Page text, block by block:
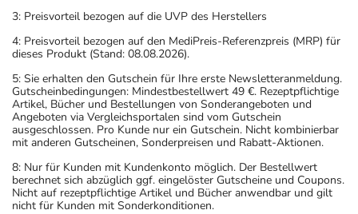
3: Preisvorteil bezogen auf die UVP des Herstellers
4: Preisvorteil bezogen auf den MediPreis-Referenzpreis (MRP) für
dieses Produkt (Stand: 08.08.2026).
5: Sie erhalten den Gutschein für Ihre erste Newsletteranmeldung.
Gutscheinbedingungen: Mindestbestellwert 49 €. Rezeptpflichtige
Artikel, Bücher und Bestellungen von Sonderangeboten und
Angeboten via Vergleichsportalen sind vom Gutschein
ausgeschlossen. Pro Kunde nur ein Gutschein. Nicht kombinierbar
mit anderen Gutscheinen, Sonderpreisen und Rabatt-Aktionen.
8: Nur für Kunden mit Kundenkonto möglich. Der Bestellwert
berechnet sich abzüglich ggf. eingelöster Gutscheine und Coupons.
Nicht auf rezeptpflichtige Artikel und Bücher anwendbar und gilt
nicht für Kunden mit Sonderkonditionen.